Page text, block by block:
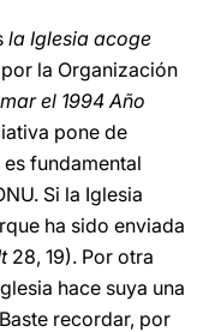
la Iglesia acoge
la Organización
el 1994 Año
pone de
fundamental
Si la Iglesia
ha sido enviada
28, 19). Por otra
hace suya una
recordar, por